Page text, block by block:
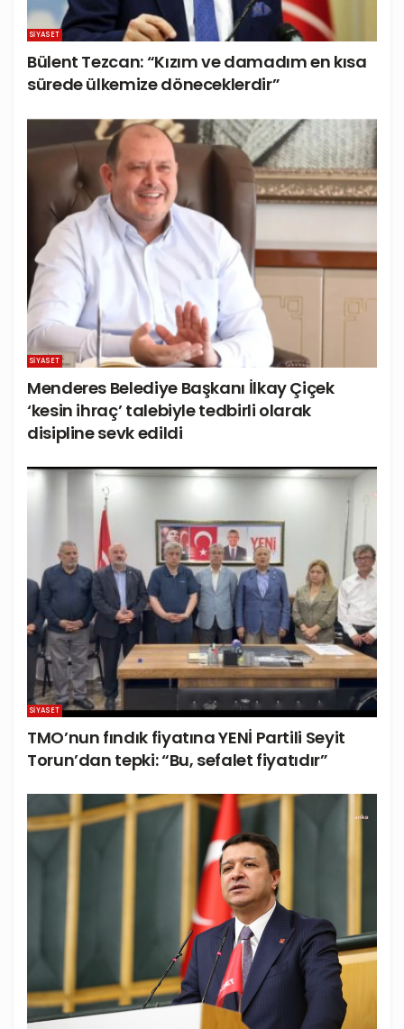
SIYASET
Bülent Tezcan: “Kızım ve damadım en kısa
sürede ülkemize döneceklerdir”
SIYASET
Menderes Belediye Başkanı İlkay Çiçek
‘kesin ihraç’ talebiyle tedbirli olarak
disipline sevk edildi
SIYASET
TMO’nun fındık fiyatına YENİ Partili Seyit
Torun’dan tepki: “Bu, sefalet fiyatıdır”